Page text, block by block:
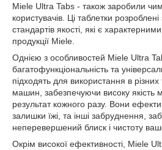
Miele Ultra Tabs - також заробили
користувачів. Ці таблетки
стандартів якості, які є характерними
продукції Miele.
Однією з особливостей Miele Ultra
багатофункціональність та
підходять для використання в
машин, забезпечуючи високу якість
результат кожного разу. Вони
залишки їжі, та інші забруднення,
неперевершений блиск і чистоту
Окрім високої ефективності, Miele